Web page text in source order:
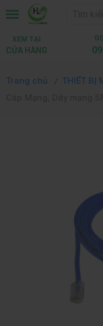
XEM TẠI
CỬA HÀNG
Trang chủ
THIẾT BỊ